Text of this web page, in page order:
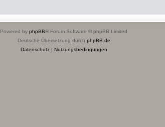
Powered by phpBB® Forum Software © phpBB Limited
Deutsche Übersetzung durch phpBB.de
Datenschutz| Nutzungsbedingungen